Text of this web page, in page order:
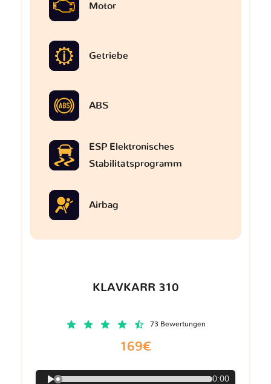
Motor
Getriebe
ABS
ESP Elektronisches
Stabilitätsprogramm
Airbag
KLAVKARR 310
73 Bewertungen
169€
0:00